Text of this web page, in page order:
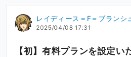
レイディース＝F＝ブランシ
2025/04/08 17:31
【初】有料プランを設定い